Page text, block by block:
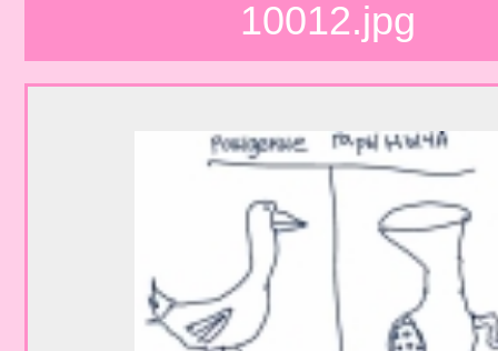
10012.jpg